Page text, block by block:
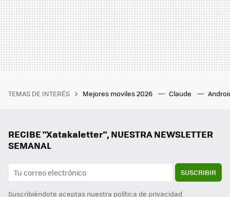
TEMAS DE INTERÉS Mejores moviles 2026 Claude
RECIBE "Xatakaletter", NUESTRA NEWSLETTER
SEMANAL
SUSCRIBIR
Suscribiéndote aceptas nuestra política de privacidad